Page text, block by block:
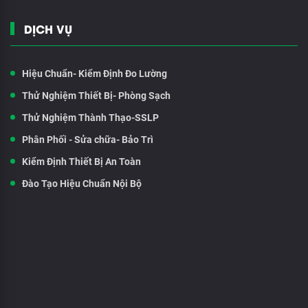
DỊCH VỤ
Hiệu Chuẩn- Kiểm Định Đo Lường
Thử Nghiệm Thiết Bị- Phòng Sạch
Thử Nghiệm Thành Thạo-SSLP
Phân Phối - Sửa chữa- Bảo Trì
Kiểm Định Thiết Bị An Toàn
Đào Tạo Hiệu Chuẩn Nội Bộ